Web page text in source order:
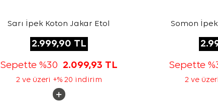
Sarı İpek Koton Jakar Etol
2.999,90 TL
Sepette %30 2.099,93 TL
2 ve üzeri +% 20 indirim
Somon
Sepette
2 ve